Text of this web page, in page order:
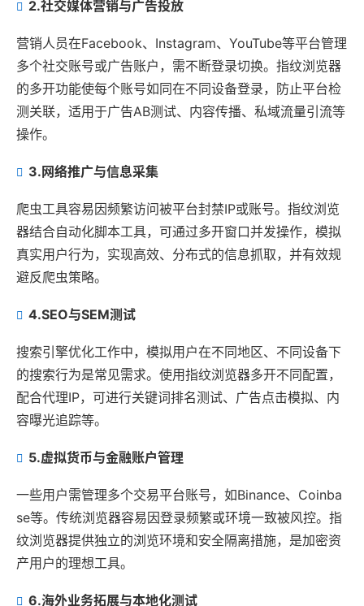
2.社交媒体营销与广告投放
营销人员在Facebook、Instagram、YouTube等平台管理
多个社交账号或广告账户，需不断登录切换。指纹浏览器
的多开功能使每个账号如同在不同设备登录，防止平台检
测关联，适用于广告AB测试、内容传播、私域流量引流等
操作。
3. 网络推广与信息采集
爬虫工具容易因频繁访问被平台封禁IP或账号。指纹浏览
器结合自动化脚本工具，可通过多开窗口并发操作，模拟
真实用户行为，实现高效、分布式的信息抓取，并有效规
避反爬虫策略。
4.SEO与SEM测试
搜索引擎优化工作中，模拟用户在不同地区、不同设备下
的搜索行为是常见需求。使用指纹浏览器多开不同配置，
配合代理IP，可进行关键词排名测试、广告点击模拟、内
容曝光追踪等。
5.虚拟货币与金融账户管理
一些用户需管理多个交易平台账号，如Binance、Coinba
se等。传统浏览器容易因登录频繁或环境一致被风控。指
纹浏览器提供独立的浏览环境和安全隔离措施，是加密资
产用户的理想工具。
6.海外业务拓展与本地化测试